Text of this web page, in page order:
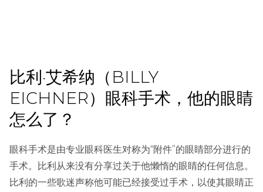
比利·艾希纳（BILLY
EICHNER）眼科手术，他的眼睛
怎么了？
眼科手术是由专业眼科医生对称为“附件”的眼睛部分进行的
手术。比利从来没有分享过关于他懒惰的眼睛的任何信息。
比利的一些歌迷声称他可能已经接受过手术，以使其眼睛正